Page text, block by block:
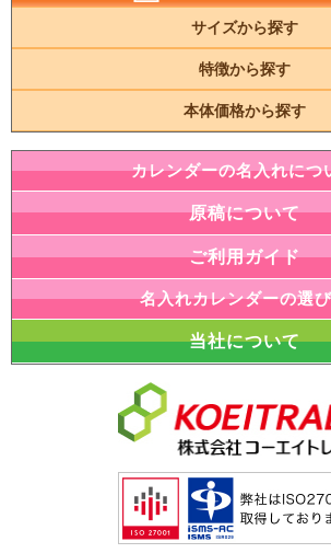
サイズから探す
特徴から探す
本体価格から探す
カレンダーの名入れにつ
原稿について
ご利用ガイド
名入れカレンダーの選
当社について